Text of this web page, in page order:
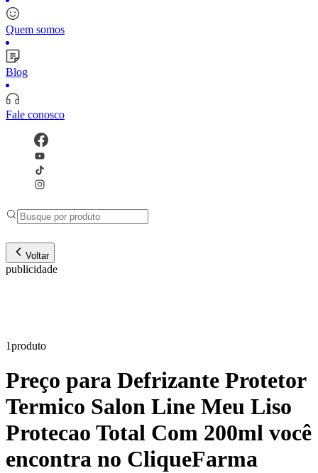
Quem somos
Blog
Fale conosco
Voltar
publicidade
1produto
Preço para Defrizante Protetor
Termico Salon Line Meu Liso
Protecao Total Com 200ml você
encontra no CliqueFarma